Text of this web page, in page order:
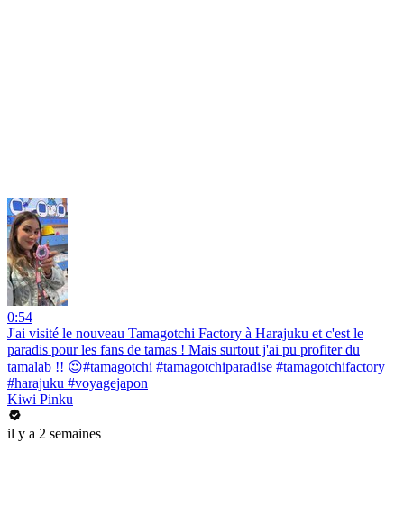
0:54
J'ai visité le nouveau Tamagotchi Factory à Harajuku et c'est le
paradis pour les fans de tamas ! Mais surtout j'ai pu profiter du
tamalab !! 😍#tamagotchi #tamagotchiparadise #tamagotchifactory
#harajuku #voyagejapon
Kiwi Pinku
il y a 2 semaines